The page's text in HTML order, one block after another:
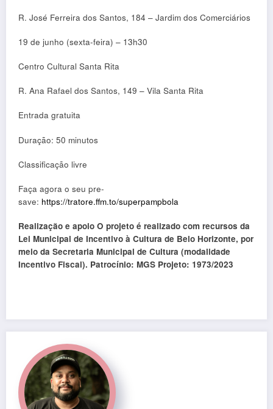
R. José Ferreira dos Santos, 184 – Jardim dos Comerciários
19 de junho (sexta-feira) – 13h30
Centro Cultural Santa Rita
R. Ana Rafael dos Santos, 149 – Vila Santa Rita
Entrada gratuita
Duração: 50 minutos
Classificação livre
Faça agora o seu pre-
save: https://tratore.ffm.to/superpampbola
Realização e apoio O projeto é realizado com recursos da
Lei Municipal de Incentivo à Cultura de Belo Horizonte, por
meio da Secretaria Municipal de Cultura (modalidade
Incentivo Fiscal). Patrocínio: MGS Projeto: 1973/2023